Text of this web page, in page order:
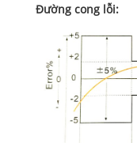
Đường cong lỗi: